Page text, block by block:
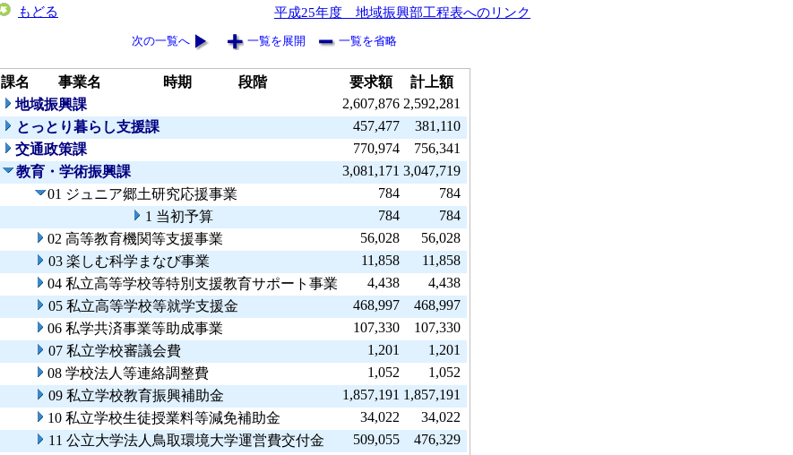
もどる 平成25年度 地域振興部工程表へのリンク
次の一覧へ 一覧を展開 一覧を省略
課名 事業名 時期 段階 要求額
計上額
地域振興課
2,607,876 2,592,281
とっとり暮らし支援課
457,477
381,110
交通政策課
770,974
756,341
教育・学術振興課
3,081,171 3,047,719
01 ジュニア郷土研究応援事業
784
784
1 当初予算
784
784
02 高等教育機関等支援事業
56,028
56,028
03 楽しむ科学まなび事業
11,858
11,858
04 私立高等学校等特別支援教育サポート事業
4,438
4,438
05 私立高等学校等就学支援金
468,997
468,997
06 私学共済事業等助成事業
107,330
107,330
07 私立学校審議会費
1,201
1,201
08 学校法人等連絡調整費
1,052
1,052
09 私立学校教育振興補助金
1,857,191 1,857,191
10 私立学校生徒授業料等減免補助金
34,022
34,022
11 公立大学法人鳥取環境大学運営費交付金
509,055
476,329